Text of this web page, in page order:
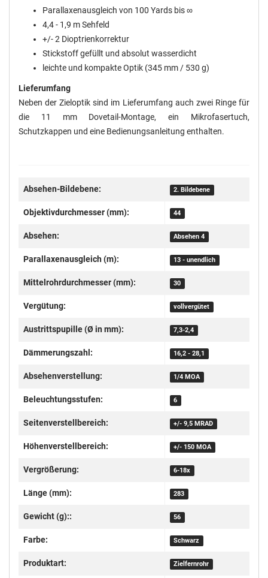
Parallaxenausgleich von 100 Yards bis ∞
4,4 - 1,9 m Sehfeld
+/- 2 Dioptrienkorrektur
Stickstoff gefüllt und absolut wasserdicht
leichte und kompakte Optik (345 mm / 530 g)
Lieferumfang
Neben der Zieloptik sind im Lieferumfang auch zwei Ringe für
die 11 mm Dovetail-Montage, ein Mikrofasertuch,
Schutzkappen und eine Bedienungsanleitung enthalten.
Absehen-Bildebene: 2. Bildebene
Objektivdurchmesser (mm): 44
Absehen: Absehen 4
Parallaxenausgleich (m): 13 - unendlich
Mittelrohrdurchmesser (mm): 30
Vergütung: vollvergütet
Austrittspupille (Ø in mm): 7,3-2,4
Dämmerungszahl: 16,2 - 28,1
Absehenverstellung: 1/4 MOA
Beleuchtungsstufen: 6
Seitenverstellbereich: +/- 9,5 MRAD
Höhenverstellbereich: +/- 150 MOA
Vergrößerung: 6-18x
Länge (mm): 283
Gewicht (g):: 56
Farbe: Schwarz
Produktart: Zielfernrohr